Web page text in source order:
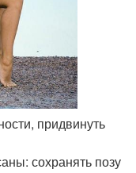
придвинуть
сохранять позу